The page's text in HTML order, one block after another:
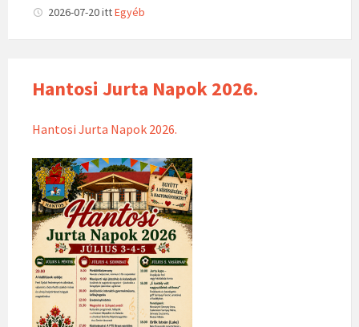
2026-07-20ittEgyéb
Hantosi Jurta Napok 2026.
Hantosi Jurta Napok 2026.